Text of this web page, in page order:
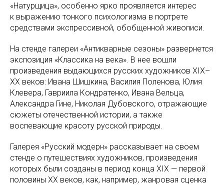
«Натурщица», особенно ярко проявляется интерес
к выражению тонкого психологизма в портрете
средствами экспрессивной, обобщенной живописи.
На стенде галереи «Антикварные сезоны» развернется
экспозиция «Классика на века». В нее вошли
произведения выдающихся русских художников XIX–
XX веков: Ивана Шишкина, Василия Поленова, Юлия
Клевера, Гавриила Кондратенко, Ивана Вельца,
Александра Гине, Николая Дубовского, отражающие
сюжеты отечественной истории, а также
воспевающие красоту русской природы.
Галерея «Русский модерн» рассказывает на своем
стенде о путешествиях художников, произведения
которых были созданы в период конца XIX — первой
половины XX веков, как, например, жанровая сценка